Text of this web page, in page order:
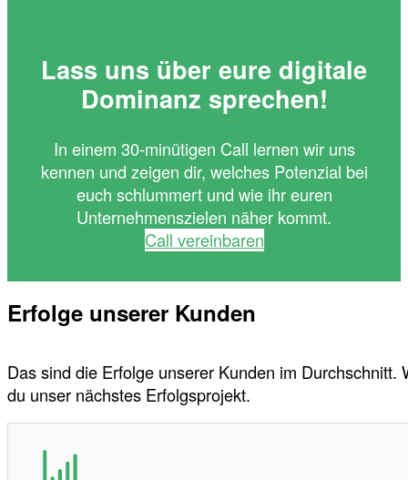
Lass uns über eure digitale
Dominanz sprechen!
In einem 30-minütigen Call lernen wir uns
kennen und zeigen dir, welches Potenzial bei
euch schlummert und wie ihr euren
Unternehmenszielen näher kommt.
Call vereinbaren
Erfolge unserer Kunden
Das sind die Erfolge unserer Kunden im Durchschnitt.
du unser nächstes Erfolgsprojekt.